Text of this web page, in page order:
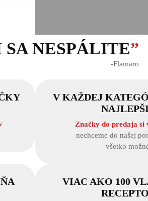
SA NESPÁLITE”
‐Flamaro
V KAŽDEJ
Značky do predaja si
nechceme do našej
všetko
VIAC AKO 100